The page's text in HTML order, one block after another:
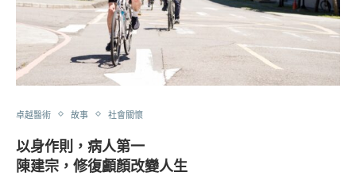
卓越醫術 故事 社會關懷
以身作則，病人第一
陳建宗，修復顱顏改變人生